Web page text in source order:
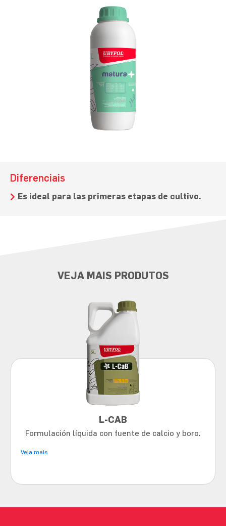
Diferenciais
Es ideal para las primeras etapas de cultivo.
VEJA MAIS PRODUTOS
L-CAB
Formulación líquida con fuente de calcio y boro.
Veja mais